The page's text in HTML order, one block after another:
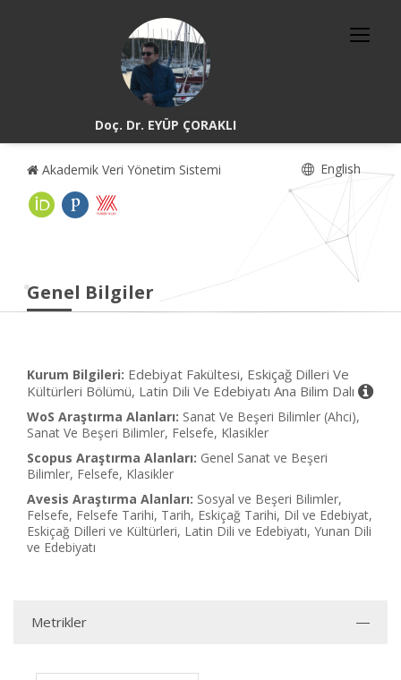
Doç. Dr. EYÜP ÇORAKLI
Akademik Veri Yönetim Sistemi English
Genel Bilgiler
Kurum Bilgileri: Edebiyat Fakültesi, Eskiçağ Dilleri Ve
Kültürleri Bölümü, Latin Dili Ve Edebiyatı Ana Bilim Dalı
WoS Araştırma Alanları: Sanat Ve Beşeri Bilimler (Ahci),
Sanat Ve Beşeri Bilimler, Felsefe, Klasikler
Scopus Araştırma Alanları: Genel Sanat ve Beşeri
Bilimler, Felsefe, Klasikler
Avesis Araştırma Alanları: Sosyal ve Beşeri Bilimler,
Felsefe, Felsefe Tarihi, Tarih, Eskiçağ Tarihi, Dil ve Edebiyat,
Eskiçağ Dilleri ve Kültürleri, Latin Dili ve Edebiyatı, Yunan Dili
ve Edebiyatı
Metrikler